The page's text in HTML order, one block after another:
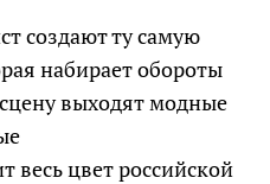
создают ту самую
набирает обороты
выходят модные
весь цвет российской